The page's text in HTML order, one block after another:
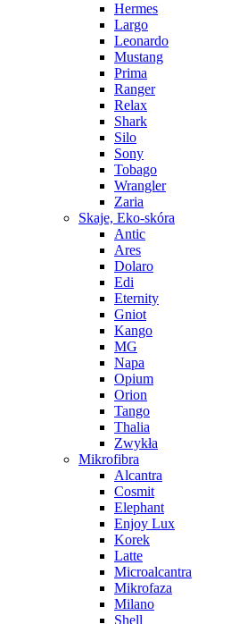
Hermes
Largo
Leonardo
Mustang
Prima
Ranger
Relax
Shark
Silo
Sony
Tobago
Wrangler
Zaria
Skaje, Eko-skóra
Antic
Ares
Dolaro
Edi
Eternity
Gniot
Kango
MG
Napa
Opium
Orion
Tango
Thalia
Zwykła
Mikrofibra
Alcantra
Cosmit
Elephant
Enjoy Lux
Korek
Latte
Microalcantra
Mikrofaza
Milano
Shell